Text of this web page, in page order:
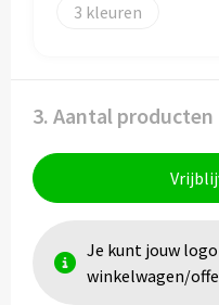
3
3. Aantal producten
Je kunt jouw logo
winkelwagen/